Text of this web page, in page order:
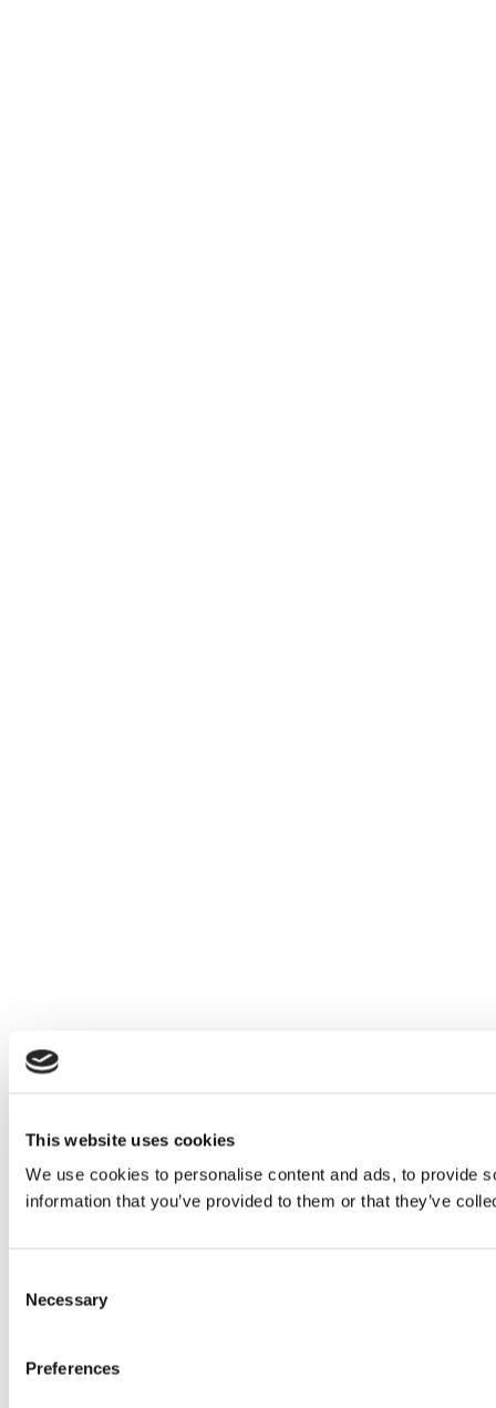
This website uses cookies
We use cookies to personalise content and ads, to provide
information that you’ve provided to them or that they’ve
Selection
Necessary
Preferences